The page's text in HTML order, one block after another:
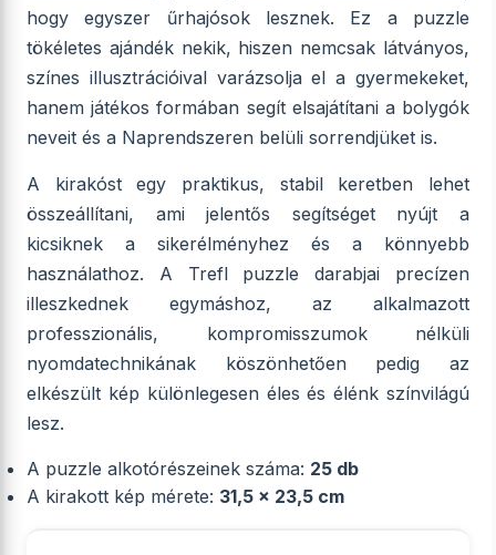
hogy egyszer űrhajósok lesznek. Ez a puzzle
tökéletes ajándék nekik, hiszen nemcsak látványos,
színes illusztrációival varázsolja el a gyermekeket,
hanem játékos formában segít elsajátítani a bolygók
neveit és a Naprendszeren belüli sorrendjüket is.
A kirakóst egy praktikus, stabil keretben lehet
összeállítani, ami jelentős segítséget nyújt a
kicsiknek a sikerélményhez és a könnyebb
használathoz. A Trefl puzzle darabjai precízen
illeszkednek egymáshoz, az alkalmazott
professzionális, kompromisszumok nélküli
nyomdatechnikának köszönhetően pedig az
elkészült kép különlegesen éles és élénk színvilágú
lesz.
A puzzle alkotórészeinek száma: 25 db
A kirakott kép mérete: 31,5 x 23,5 cm